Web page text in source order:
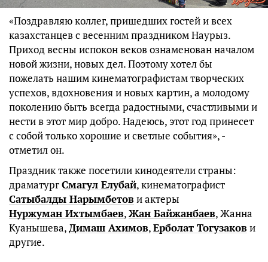
«Поздравляю коллег, пришедших гостей и всех
казахстанцев с весенним праздником Наурыз.
Приход весны испокон веков ознаменован началом
новой жизни, новых дел. Поэтому хотел бы
пожелать нашим кинематографистам творческих
успехов, вдохновения и новых картин, а молодому
поколению быть всегда радостными, счастливыми и
нести в этот мир добро. Надеюсь, этот год принесет
с собой только хорошие и светлые события», -
отметил он.
Праздник также посетили кинодеятели страны:
драматургСмагул Елубай, кинематографист
Сатыбалды Нарымбетови актеры
Нуржуман Ихтымбаев,Жан Байжанбаев, Жанна
Куанышева,Димаш Ахимов,Ерболат Тогузакови
другие.